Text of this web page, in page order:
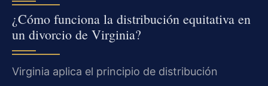
¿Cómo funciona la distribución equitativa en
un divorcio de Virginia?
Virginia aplica el principio de distribución